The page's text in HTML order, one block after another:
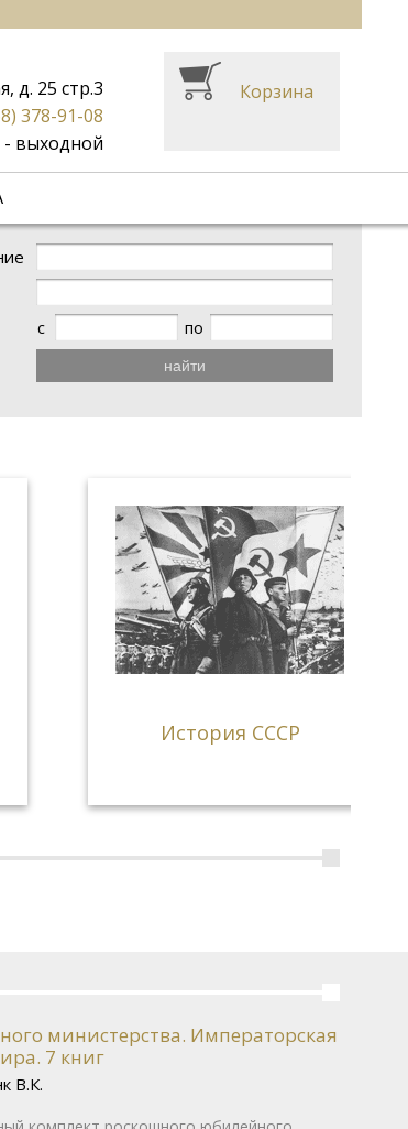
д. 25 стр.3
378-91-08
- выходной
Корзина
с по
найти
История СССР
министерства. Императорская
7 книг
В.К.